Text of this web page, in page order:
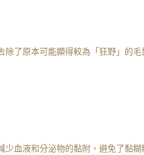
除了原本可能顯得較為「狂野」的
少血液和分泌物的黏附，避免了黏